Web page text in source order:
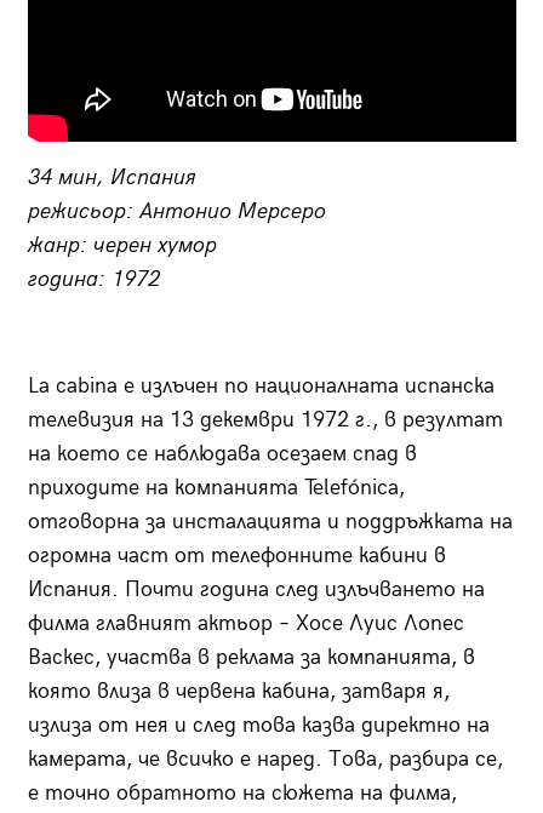
34 мин, Испания
режисьор: Антонио Мерсеро
жанр: черен хумор
година: 1972
La cabina е излъчен по националната испанска
телевизия на 13 декември 1972 г., в резултат
на което се наблюдава осезаем спад в
приходите на компанията Telefónica,
отговорна за инсталацията и поддръжката на
огромна част от телефонните кабини в
Испания. Почти година след излъчването на
филма главният актьор – Хосе Луис Лопес
Васкес, участва в реклама за компанията, в
която влиза в червена кабина, затваря я,
излиза от нея и след това казва директно на
камерата, че всичко е наред. Това, разбира се,
е точно обратното на сюжета на филма,